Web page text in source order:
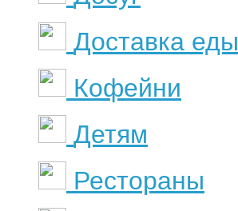
Доставка еды
Кофейни
Детям
Рестораны